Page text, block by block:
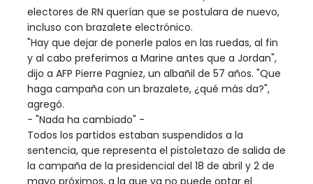
electores de RN querían que se postulara de nuevo,
incluso con brazalete electrónico.
"Hay que dejar de ponerle palos en las ruedas, al fin
y al cabo preferimos a Marine antes que a Jordan",
dijo a AFP Pierre Pagniez, un albañil de 57 años. "Que
haga campaña con un brazalete, ¿qué más da?",
agregó.
- "Nada ha cambiado" -
Todos los partidos estaban suspendidos a la
sentencia, que representa el pistoletazo de salida de
la campaña de la presidencial del 18 de abril y 2 de
mayo próximos, a la que ya no puede optar el